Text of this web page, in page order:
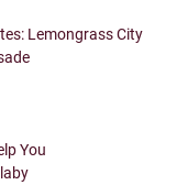
Lemongrass City
You